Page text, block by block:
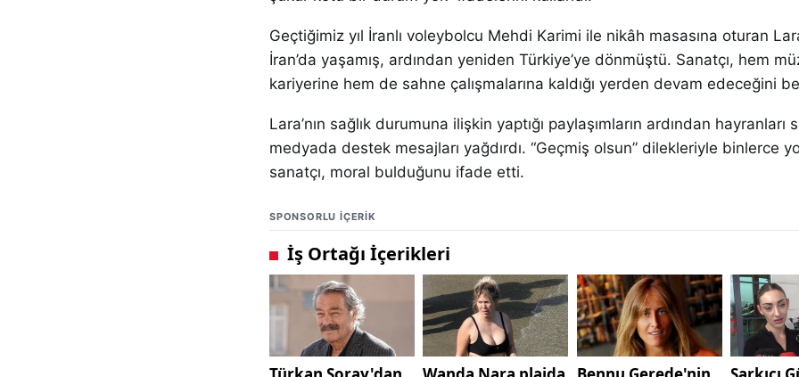
Geçtiğimiz yıl İranlı voleybolcu Mehdi Karimi ile nikâh masasına oturan
İran’da yaşamış, ardından yeniden Türkiye’ye dönmüştü. Sanatçı, hem
kariyerine hem de sahne çalışmalarına kaldığı yerden devam edeceğini
Lara’nın sağlık durumuna ilişkin yaptığı paylaşımların ardından hayranları
medyada destek mesajları yağdırdı. “Geçmiş olsun” dilekleriyle binlerce
sanatçı, moral bulduğunu ifade etti.
SPONSORLU IÇERIK